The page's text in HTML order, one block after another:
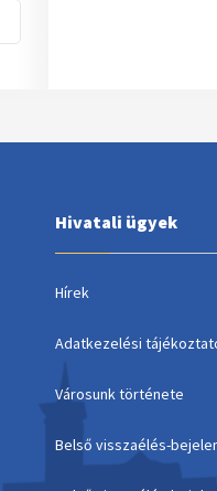
Hivatali ügyek
Hírek
Adatkezelési
Városunk története
Belső visszaélés-